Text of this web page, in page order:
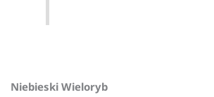
Niebieski Wieloryb